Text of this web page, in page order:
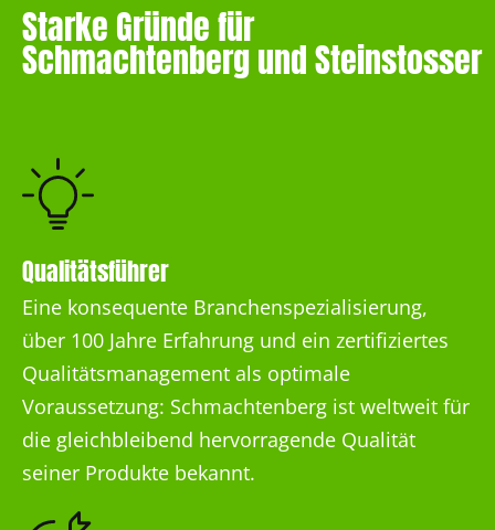
Starke Gründe für
Schmachtenberg und Steinstosser
Qualitätsführer
Eine konsequente Branchenspezialisierung,
über 100 Jahre Erfahrung und ein zertifiziertes
Qualitätsmanagement als optimale
Voraussetzung: Schmachtenberg ist weltweit für
die gleichbleibend hervorragende Qualität
seiner Produkte bekannt.